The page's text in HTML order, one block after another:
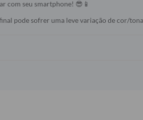
com seu smartphone! 😎📱
pode sofrer uma leve variação de cor/